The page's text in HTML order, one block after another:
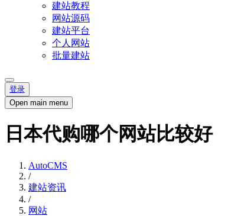
建站教程
网站源码
建站平台
个人网站
批量建站
登录
Open main menu
日本代购哪个网站比较好
AutoCMS
/
建站资讯
/
网站